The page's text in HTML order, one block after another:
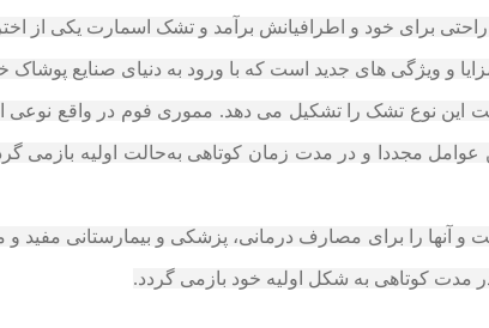
برای خود و اطرافیانش برآمد و تشک اسمارت یکی از
این نوع تشک را تشکیل می‌ دهد. مموری فوم در واقع نوعی
مجددا و در مدت زمان کوتاهی به‌حالت اولیه بازمی‌
آنها را برای مصارف درمانی، پزشکی و بیمارستانی مفید
مدت کوتاهی به شکل اولیه خود بازمی‌ گردد.